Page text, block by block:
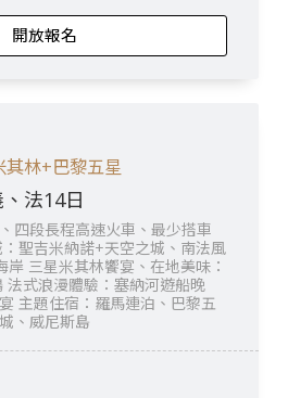
開放報名
其林+巴黎五星
、法14日
四段長程高速火車、最少搭車
聖吉米納諾+天空之城、南法風
三星米其林饗宴、在地美味：
法式浪漫體驗：塞納河遊船晚
主題住宿：羅馬連泊、巴黎五
、威尼斯島